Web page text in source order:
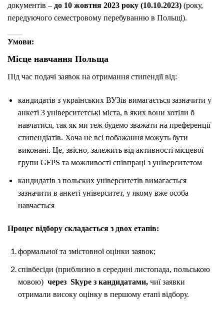
документів – до 10 жовтня 2023 року (10.10.2023) (року,
передуючого семестровому перебуванню в Польщі).
Умови:
Місце навчання Польща
Під час подачі заявок на отримання стипендії від:
кандидатів з українських ВУЗів вимагається зазначити у
анкеті 3 університетські міста, в яких вони хотіли б
навчатися, так як ми теж будемо зважати на преференції
стипендіатів. Хоча не всі побажання можуть бути
виконані. Це, звісно, залежить від активності місцевої
групи GFPS та можливості співпраці з університетом
кандидатів з польских університетів вимагається
зазначити в анкеті університет, у якому вже особа
навчається
Процес відбору складається з двох етапів:
формальної та змістовної оцінки заявок;
співбесіди (приблизно в середині листопада, польською
мовою) через Skype з кандидатами,чиї заявки
отримали високу оцінку в першому етапі відбору.